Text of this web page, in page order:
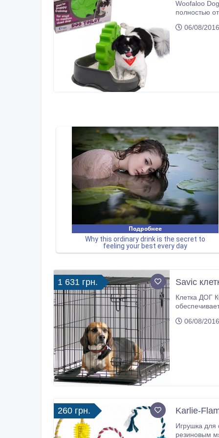
Woofaloo Dog Toilet
полностью отвечает
06/08/
1 631 грн. Savic
Клетка ДОГ
передней и
06/08/
260 грн. Karlie-
Игрушка для
резиновым